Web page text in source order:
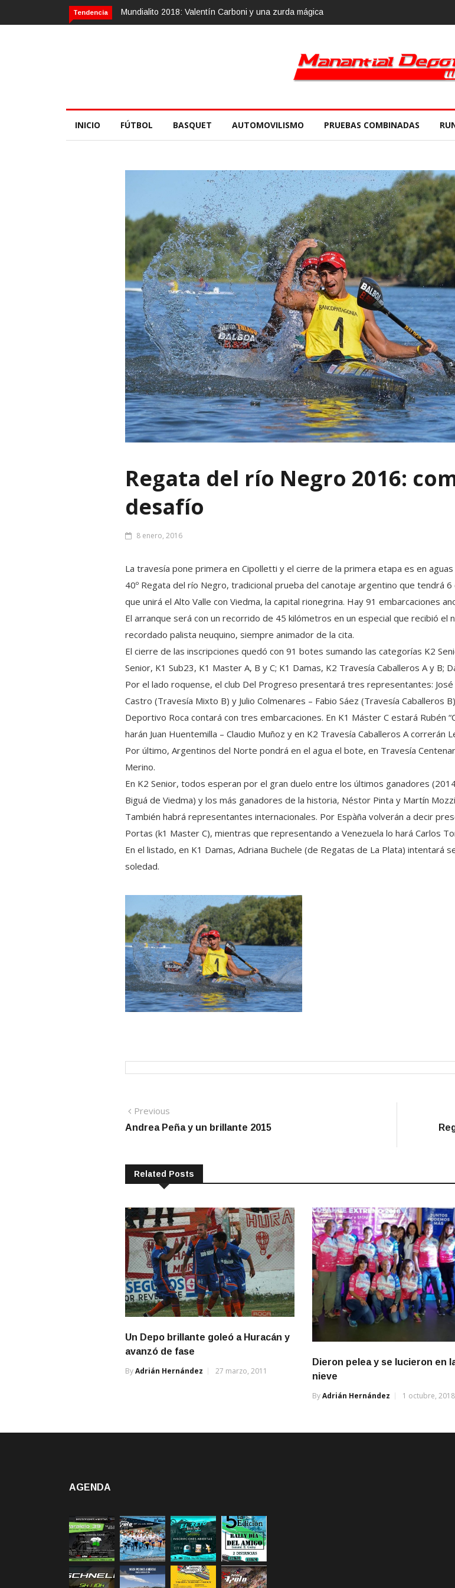
Tendencia
Mundialito 2018: Valentín Carboni y una zurda mágicaCalvario Race 2018, 10 de noviembre
INICIO FÚTBOL BASQUET AUTOMOVILISMO PRUEBAS COMBINADAS
Regata del río Negro 2016:
desafío
8 enero, 2016
La travesía pone primera en Cipolletti y el cierre de la primera etapa es en
40º Regata del río Negro, tradicional prueba del canotaje argentino que tendrá
que unirá el Alto Valle con Viedma, la capital rionegrina. Hay 91 embarcaciones
El arranque será con un recorrido de 45 kilómetros en un especial que recibió el
recordado palista neuquino, siempre animador de la cita.
El cierre de las inscripciones quedó con 91 botes sumando las categorías K2
Senior, K1 Sub23, K1 Master A, B y C; K1 Damas, K2 Travesía Caballeros A y B;
Por el lado roquense, el club Del Progreso presentará tres representantes:
Castro (Travesía Mixto B) y Julio Colmenares – Fabio Sáez (Travesía Caballeros
Deportivo Roca contará con tres embarcaciones. En K1 Máster C estará Rubén
harán Juan Huentemilla – Claudio Muñoz y en K2 Travesía Caballeros A correrán
Por último, Argentinos del Norte pondrá en el agua el bote, en Travesía
Merino.
En K2 Senior, todos esperan por el gran duelo entre los últimos ganadores
Biguá de Viedma) y los más ganadores de la historia, Néstor Pinta y Martín
También habrá representantes internacionales. Por Espàña volverán a decir
Portas (k1 Master C), mientras que representando a Venezuela lo hará Carlos
En el listado, en K1 Damas, Adriana Buchele (de Regatas de La Plata) intentará
soledad.
Navegación
de
Previous
post:
Andrea Peña y un brillante 2015
Related Posts
Un Depo brillante goleó a Huracán y
avanzó de fase
ByAdrián Hernández 27 marzo, 2011
Dieron pelea y se lucieron en
nieve
ByAdrián Hernández 1 octubre, 2018
AGENDA